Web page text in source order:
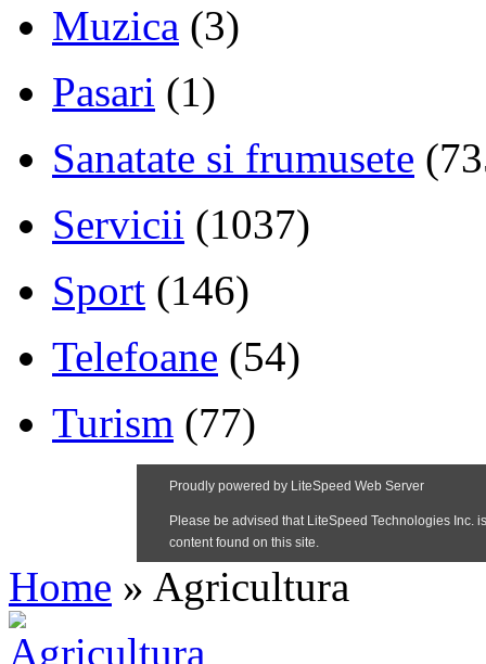
Muzica (3)
Pasari (1)
Sanatate si frumusete
Servicii (1037)
Sport (146)
Telefoane (54)
Turism (77)
Home » Agricultura